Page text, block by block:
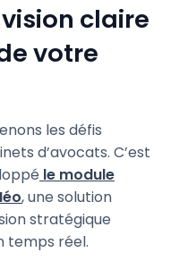
claire
votre
les défis
d’avocats. C’est
le module
, une solution
stratégique
temps réel.